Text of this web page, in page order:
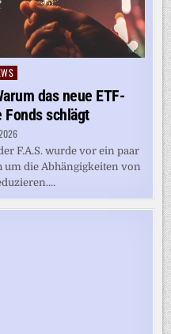
das neue ETF-
schlägt
F.A.S. wurde vor ein paar
um die Abhängigkeiten von